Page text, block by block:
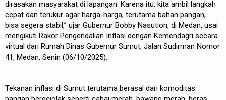
dirasakan masyarakat di lapangan. Karena itu, kita ambil langkah
cepat dan terukur agar harga-harga, terutama bahan pangan,
bisa segera stabil,” ujar Gubernur Bobby Nasution, di Medan, usai
mengikuti Rakor Pengendalian Inflasi dengan Kemendagri secara
virtual dari Rumah Dinas Gubernur Sumut, Jalan Sudirman Nomor
41, Medan, Senin (06/10/2025).
Tekanan inflasi di Sumut terutama berasal dari komoditas